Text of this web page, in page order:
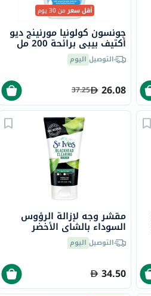
أقل سعرمن 30 يوم
جونسون كولونيا مورنينج ديو
أكتيف بيبي برائحة 200 مل
التوصيل اليوم
26.08
37.25
مقشر وجه لإزالة الرؤوس
السوداء بالشاي الأخضر
والخيزران سانت آيفز، 170
جرامالتوصيل اليوم
34.50